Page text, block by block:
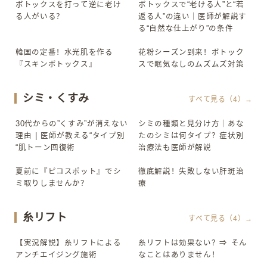
▶
ボトックスを打って逆に老け
る人がいる？
▶
ボトックスで“老ける人”と“若
返る人”の違い｜医師が解説す
る“自然な仕上がり”の条件
▶
韓国の定番！水光肌を作る
『スキンボトックス』
▶
花粉シーズン到来！ボトック
スで眠気なしのムズムズ対策
シミ・くすみ すべて見る（4）→
▶
30代からの”くすみ”が消えない
理由 | 医師が教える“タイプ別
“肌トーン回復術
▶
シミの種類と見分け方｜あな
たのシミは何タイプ？症状別
治療法も医師が解説
▶
夏前に『ピコスポット』でシ
ミ取りしませんか？
▶
徹底解説！失敗しない肝斑治
療
糸リフト すべて見る（4）→
▶
【実況解説】糸リフトによる
アンチエイジング施術
▶
糸リフトは効果ない？⇒ そん
なことはありません！